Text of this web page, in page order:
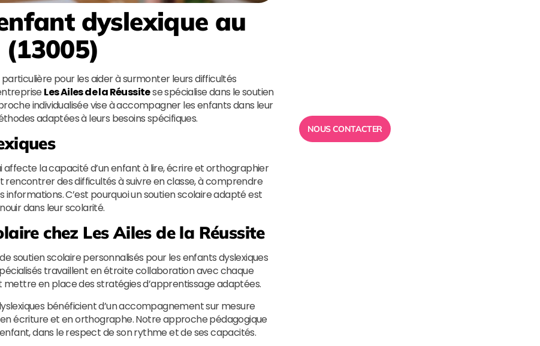
dyslexique au
pour les aider à surmonter leurs difficultés
Les Ailes de la Réussitese spécialise dans le soutien
individualisée vise à accompagner les enfants dans leur
adaptées à leurs besoins spécifiques.
affecte la capacité d’un enfant à lire, écrire et orthographier
des difficultés à suivre en classe, à comprendre
C’est pourquoi un soutien scolaire adapté est
dans leur scolarité.
chez Les Ailes de la Réussite
soutien scolaire personnalisés pour les enfants dyslexiques
travaillent en étroite collaboration avec chaque
en place des stratégies d’apprentissage adaptées.
bénéficient d’un accompagnement sur mesure
écriture et en orthographe. Notre approche pédagogique
dans le respect de son rythme et de ses capacités.
NOUS CONTACTER